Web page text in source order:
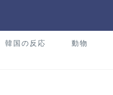
韓国の反応 動物